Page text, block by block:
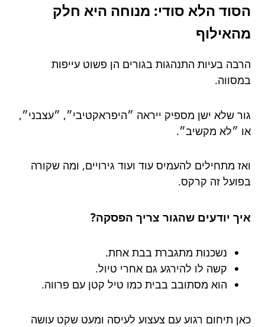
הסוד הלא סודי: מנוחה היא חלק
מהאילוף
הרבה בעיות התנהגות בגורים הן פשוט עייפות
במסווה.
גור שלא ישן מספיק ייראה ״היפראקטיבי״, ״עצבני״,
או ״לא מקשיב״.
ואז מתחילים להעמיס עוד ועוד גירויים, ומה שקורה
בפועל זה קרקס.
איך יודעים שהגור צריך הפסקה?
נשכנות מתגברת בבת אחת.
קשה לו להירגע גם אחרי טיול.
הוא מסתובב בבית כמו טיל קטן עם פרווה.
כאן תיחום רגוע עם צעצוע לעיסה ומעט שקט עושה